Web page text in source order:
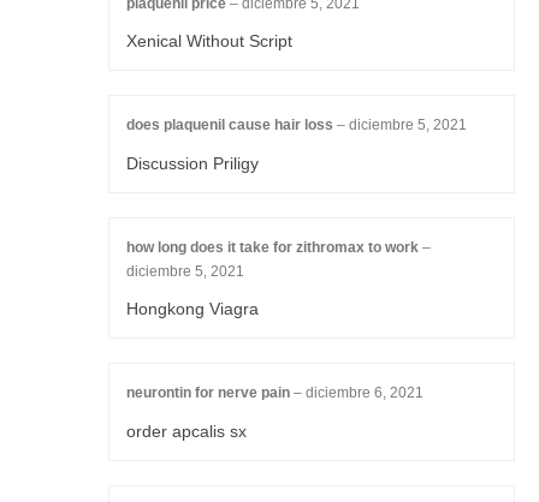
Xenical Without Script
does plaquenil cause hair loss – diciembre 5, 2021
Discussion Priligy
how long does it take for zithromax to work –
diciembre 5, 2021
Hongkong Viagra
neurontin for nerve pain – diciembre 6, 2021
order apcalis sx